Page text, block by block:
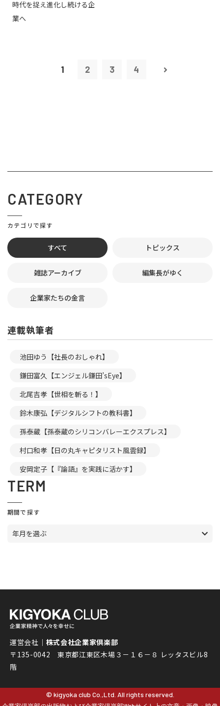
トリー社長野坂...
時代を捉え進化し続ける企
業へ
1 2 3 4
CATEGORY
カテゴリで探す
すべて トピックス
雑誌アーカイブ 編集長がゆく
企業家たちの金言
連載執筆者
池田ゆう【社長のおしゃれ】
鎌田富久【エンジェル鎌田’sEye】
北尾吉孝【世相を斬る！】
鈴木康弘【デジタルシフトの教科書】
孫泰蔵【孫泰蔵のシリコンバレーエクスプレス】
村口和孝【日の丸キャピタリスト風雲録】
安岡定子【『論語』を実践に活かす】
TERM
期間で探す
年月を選ぶ
運営会社｜ 株式会社企業家倶楽部
〒135-0042 東京都江東区木場３－１６－８ レッタスビル8
階
© kigyoka club Co.,Ltd. All rights reserved.